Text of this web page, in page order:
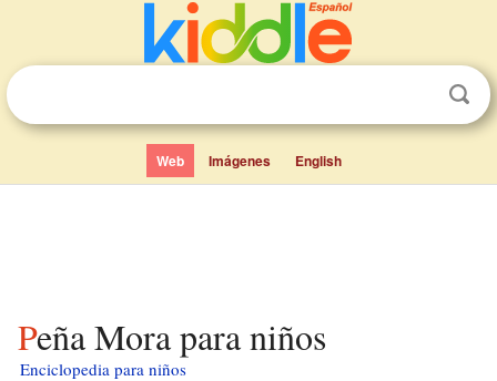
Web Imágenes English
Peña Mora para niños
Enciclopedia para niños